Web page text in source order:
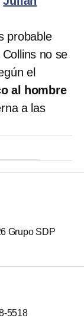
probable
no se
el
al hombre
a las
Grupo SDP
5518